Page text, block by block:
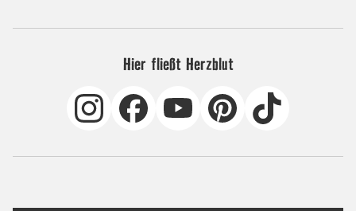
Hier fließt Herzblut